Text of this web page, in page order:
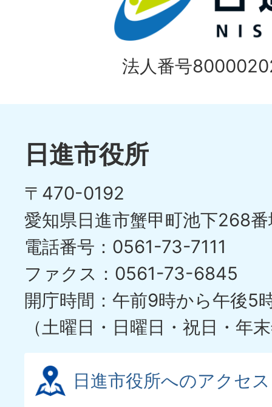
ラ
イ
ド
目
の
イ
目
の
ス
ラ
イ
ド
法人番号
日進市役所
〒470-0192
愛知県日進市蟹甲町池下268
電話番号：0561-73-7111
ファクス：0561-73-6845
開庁時間：午前9時から午後5
（土曜日・日曜日・祝日・年
日進市役所へのアクセス